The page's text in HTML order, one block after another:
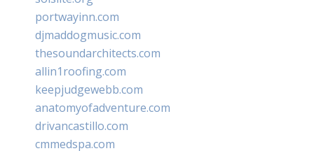
portwayinn.com
djmaddogmusic.com
thesoundarchitects.com
allin1roofing.com
keepjudgewebb.com
anatomyofadventure.com
drivancastillo.com
cmmedspa.com